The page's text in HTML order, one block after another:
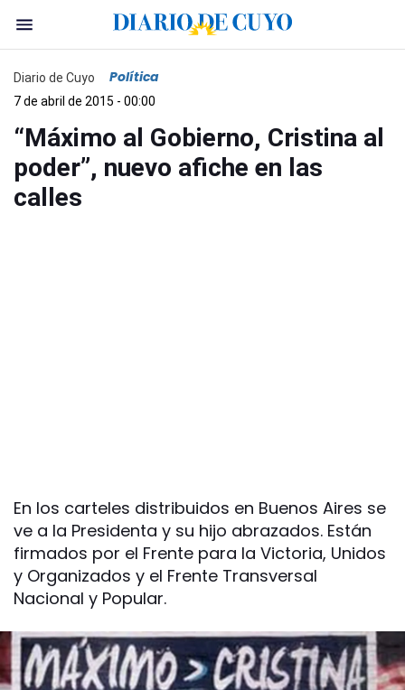
Diario de Cuyo Política
7 de abril de 2015 - 00:00
“Máximo al Gobierno, Cristina al
poder”, nuevo afiche en las
calles
En los carteles distribuidos en Buenos Aires se
ve a la Presidenta y su hijo abrazados. Están
firmados por el Frente para la Victoria, Unidos
y Organizados y el Frente Transversal
Nacional y Popular.